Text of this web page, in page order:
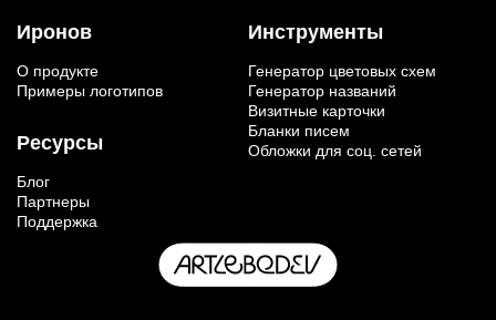
Иронов
О продукте
Примеры логотипов
Ресурсы
Блог
Партнеры
Поддержка
Инструменты
Генератор цветовых схем
Генератор названий
Визитные карточки
Бланки писем
Обложки для соц. сетей